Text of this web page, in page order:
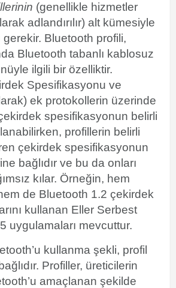
(genellikle hizmetler
adlandırılır) alt kümesiyle
gerekir. Bluetooth profili,
Bluetooth tabanlı kablosuz
ilgili bir özelliktir.
Spesifikasyonu ve
ek protokollerin üzerinde
spesifikasyonun belirli
profillerin belirli
çekirdek spesifikasyonun
bağlıdır ve bu da onları
kılar. Örneğin, hem
de Bluetooth 1.2 çekirdek
kullanan Eller Serbest
uygulamaları mevcuttur.
kullanma şekli, profil
Profiller, üreticilerin
amaçlanan şekilde